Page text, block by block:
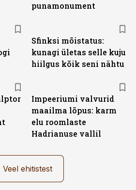
punamonument
Sfinksi mõistatus:
kunagi ületas selle kuju
hiilgus kõik seni nähtu
Impeeriumi valvurid
maailma lõpus: karm
elu roomlaste
Hadrianuse vallil
Veel ehitistest